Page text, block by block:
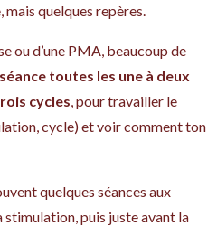
mais quelques repères.
ou d’une PMA, beaucoup de
toutes les une à deux
cycles , pour travailler le
cycle) et voir comment ton
quelques séances aux
stimulation, puis juste avant la